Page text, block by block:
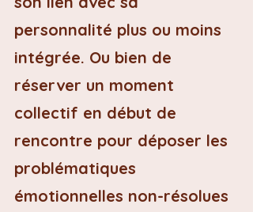
personnalité plus ou moins
intégrée. Ou bien de
réserver un moment
collectif en début de
rencontre pour déposer les
problématiques
émotionnelles non-résolues